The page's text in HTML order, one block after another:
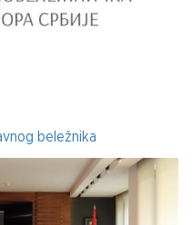
beležnika